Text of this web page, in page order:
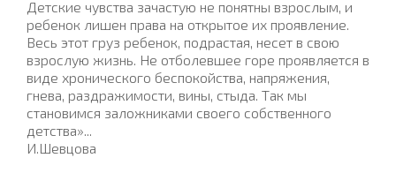
Детские чувства зачастую не понятны взрослым, и
ребенок лишен права на открытое их проявление.
Весь этот груз ребенок, подрастая, несет в свою
взрослую жизнь. Не отболевшее горе проявляется в
виде хронического беспокойства, напряжения,
гнева, раздражимости, вины, стыда. Так мы
становимся заложниками своего собственного
детства»...
И.Шевцова